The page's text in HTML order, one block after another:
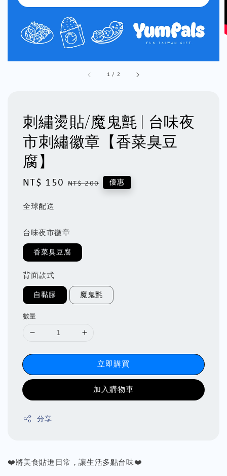
1 / 2
刺繡燙貼/魔鬼氈 | 台味夜
市刺繡徽章【香菜臭豆
腐】
Sale
NT$ 150 Regular
NT$ 200 優惠
全球配送
台味夜市徽章
香菜臭豆腐
背面款式
自黏膠 魔鬼氈
數量
立即購買
加入購物車
分享
❤️將美食貼進日常，讓生活多點台味❤️